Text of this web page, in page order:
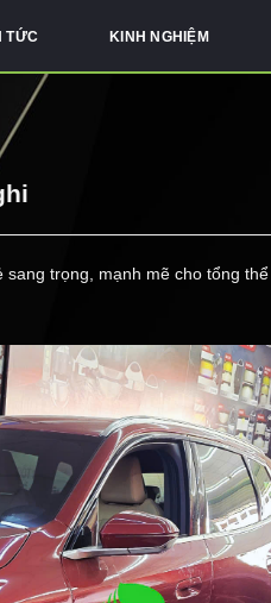
TỨC KINH NGHIỆM
trọng, mạnh mẽ cho tổng